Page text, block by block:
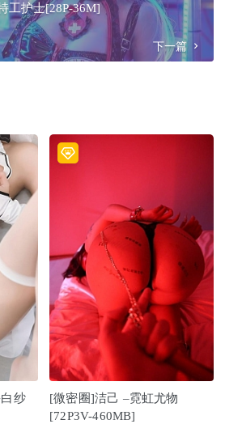
工护士[28P-36M]
下一篇
纱
[微密圈]洁己 –霓虹尤物
[72P3V-460MB]